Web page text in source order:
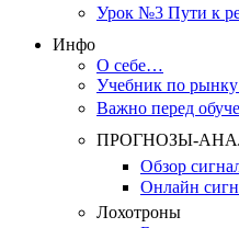
Урок №3 Пути к
Инфо
О себе…
Учебник по
Важно перед
ПРОГНОЗЫ-
Обзор
Онлайн
Лохотроны